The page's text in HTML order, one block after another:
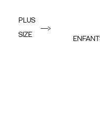
PLUS
SIZE